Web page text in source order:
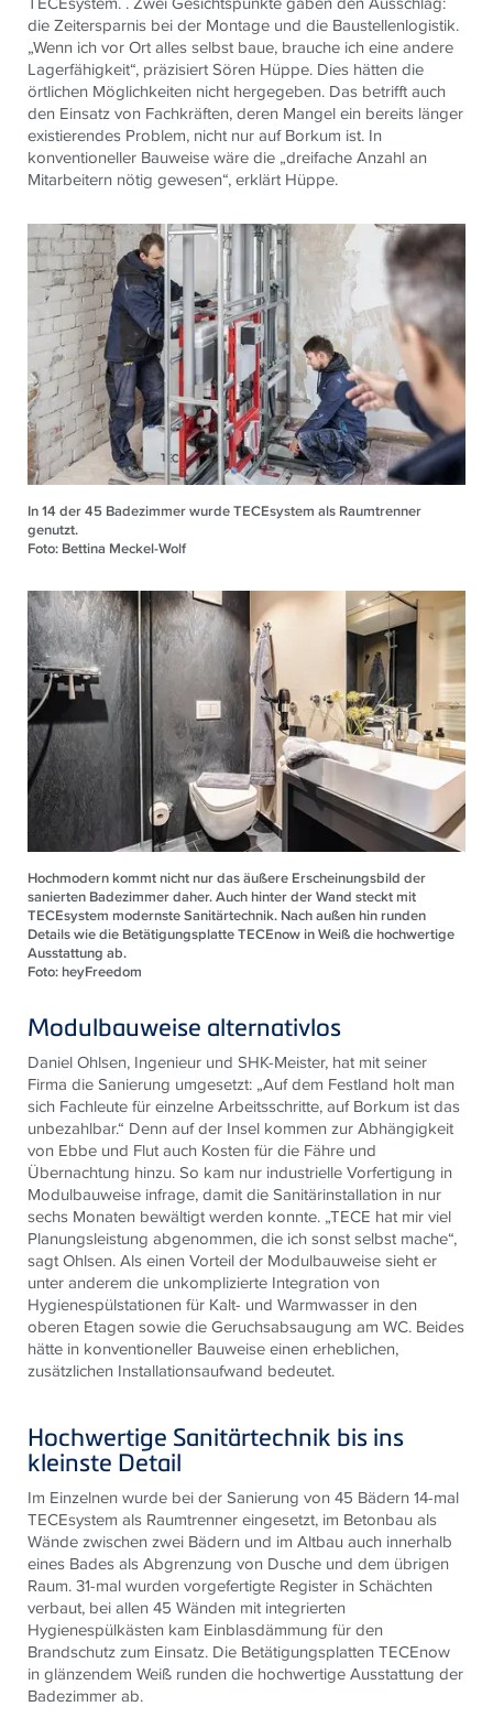
die Zeitersparnis bei der Montage und die Baustellenlogistik.
„Wenn ich vor Ort alles selbst baue, brauche ich eine andere
Lagerfähigkeit“, präzisiert Sören Hüppe. Dies hätten die
örtlichen Möglichkeiten nicht hergegeben. Das betrifft auch
den Einsatz von Fachkräften, deren Mangel ein bereits länger
existierendes Problem, nicht nur auf Borkum ist. In
konventioneller Bauweise wäre die „dreifache Anzahl an
Mitarbeitern nötig gewesen“, erklärt Hüppe.
In 14 der 45 Badezimmer wurde TECEsystem als Raumtrenner
genutzt.
Foto: Bettina Meckel-Wolf
Hochmodern kommt nicht nur das äußere Erscheinungsbild der
sanierten Badezimmer daher. Auch hinter der Wand steckt mit
TECEsystem modernste Sanitärtechnik. Nach außen hin runden
Details wie die Betätigungsplatte TECEnow in Weiß die hochwertige
Ausstattung ab.
Foto: heyFreedom
Modulbauweise alternativlos
Daniel Ohlsen, Ingenieur und SHK-Meister, hat mit seiner
Firma die Sanierung umgesetzt: „Auf dem Festland holt man
sich Fachleute für einzelne Arbeitsschritte, auf Borkum ist das
unbezahlbar.“ Denn auf der Insel kommen zur Abhängigkeit
von Ebbe und Flut auch Kosten für die Fähre und
Übernachtung hinzu. So kam nur industrielle Vorfertigung in
Modulbauweise infrage, damit die Sanitärinstallation in nur
sechs Monaten bewältigt werden konnte. „TECE hat mir viel
Planungsleistung abgenommen, die ich sonst selbst mache“,
sagt Ohlsen. Als einen Vorteil der Modulbauweise sieht er
unter anderem die unkomplizierte Integration von
Hygienespülstationen für Kalt- und Warmwasser in den
oberen Etagen sowie die Geruchsabsaugung am WC. Beides
hätte in konventioneller Bauweise einen erheblichen,
zusätzlichen Installationsaufwand bedeutet.
Hochwertige Sanitärtechnik bis ins
kleinste Detail
Im Einzelnen wurde bei der Sanierung von 45 Bädern 14-mal
TECEsystem als Raumtrenner eingesetzt, im Betonbau als
Wände zwischen zwei Bädern und im Altbau auch innerhalb
eines Bades als Abgrenzung von Dusche und dem übrigen
Raum. 31-mal wurden vorgefertigte Register in Schächten
verbaut, bei allen 45 Wänden mit integrierten
Hygienespülkästen kam Einblasdämmung für den
Brandschutz zum Einsatz. Die Betätigungsplatten TECEnow
in glänzendem Weiß runden die hochwertige Ausstattung der
Badezimmer ab.